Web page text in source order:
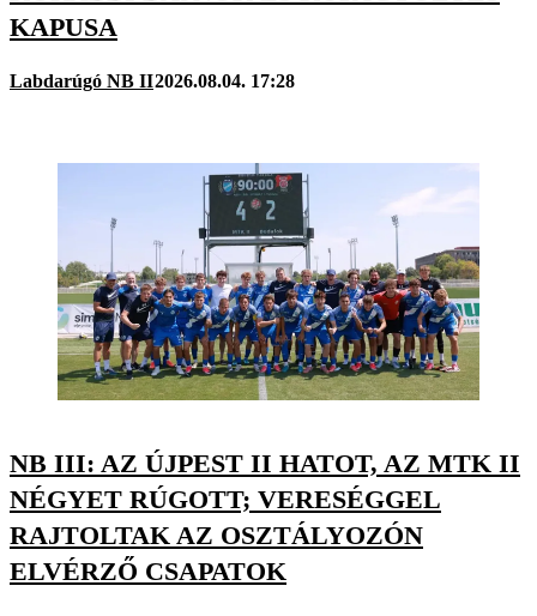
KAPUSA
Labdarúgó NB II2026.08.04. 17:28
NB III: AZ ÚJPEST II HATOT, AZ MTK II
NÉGYET RÚGOTT; VERESÉGGEL
RAJTOLTAK AZ OSZTÁLYOZÓN
ELVÉRZŐ CSAPATOK